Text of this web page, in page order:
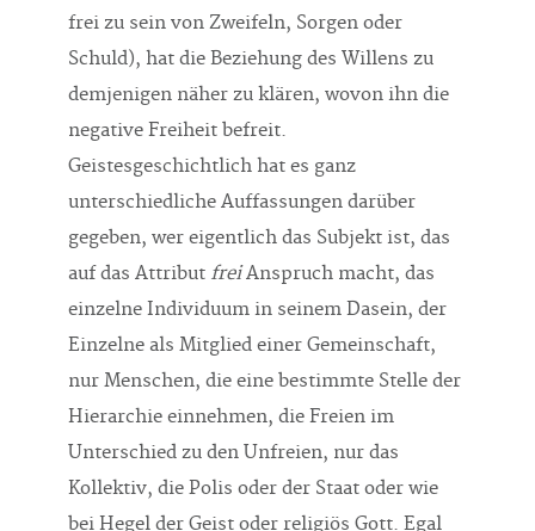
frei zu sein von Zweifeln, Sorgen oder
Schuld), hat die Beziehung des Willens zu
demjenigen näher zu klären, wovon ihn die
negative Freiheit befreit.
Geistesgeschichtlich hat es ganz
unterschiedliche Auffassungen darüber
gegeben, wer eigentlich das Subjekt ist, das
auf das Attribut freiAnspruch macht, das
einzelne Individuum in seinem Dasein, der
Einzelne als Mitglied einer Gemeinschaft,
nur Menschen, die eine bestimmte Stelle der
Hierarchie einnehmen, die Freien im
Unterschied zu den Unfreien, nur das
Kollektiv, die Polis oder der Staat oder wie
bei Hegel der Geist oder religiös Gott. Egal